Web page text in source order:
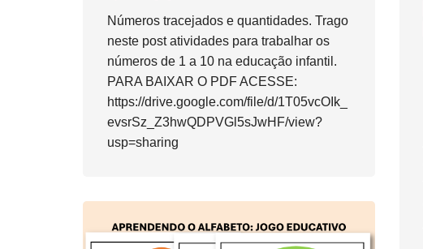
Números tracejados e quantidades. Trago
neste post atividades para trabalhar os
números de 1 a 10 na educação infantil.
PARA BAIXAR O PDF ACESSE:
https://drive.google.com/file/d/1T05vcOIk_
evsrSz_Z3hwQDPVGl5sJwHF/view?
usp=sharing